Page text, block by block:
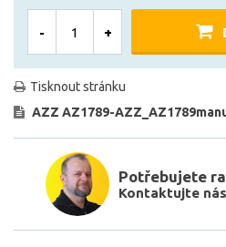
- +
Tisknout stránku
AZZ AZ1789-
Potřebujete
Kontaktujte